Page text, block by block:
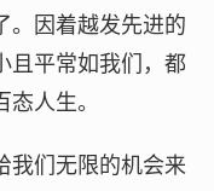
。因着越发先进的
且平常如我们，都
人生。
我们无限的机会来